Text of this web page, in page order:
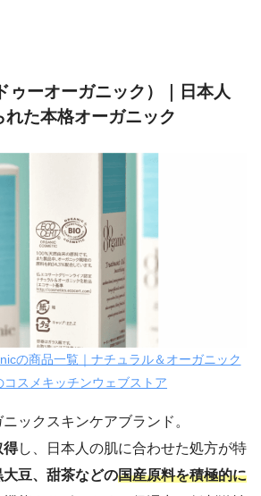
ーオーガニック）｜日本人
た本格オーガニック
の商品一覧｜ナチュラル＆オーガニック
コスメキッチンウェブストア
ックスキンケアブランド。
得し、日本人の肌に合わせた処方が特
豆、甜茶などの国産原料を積極的に